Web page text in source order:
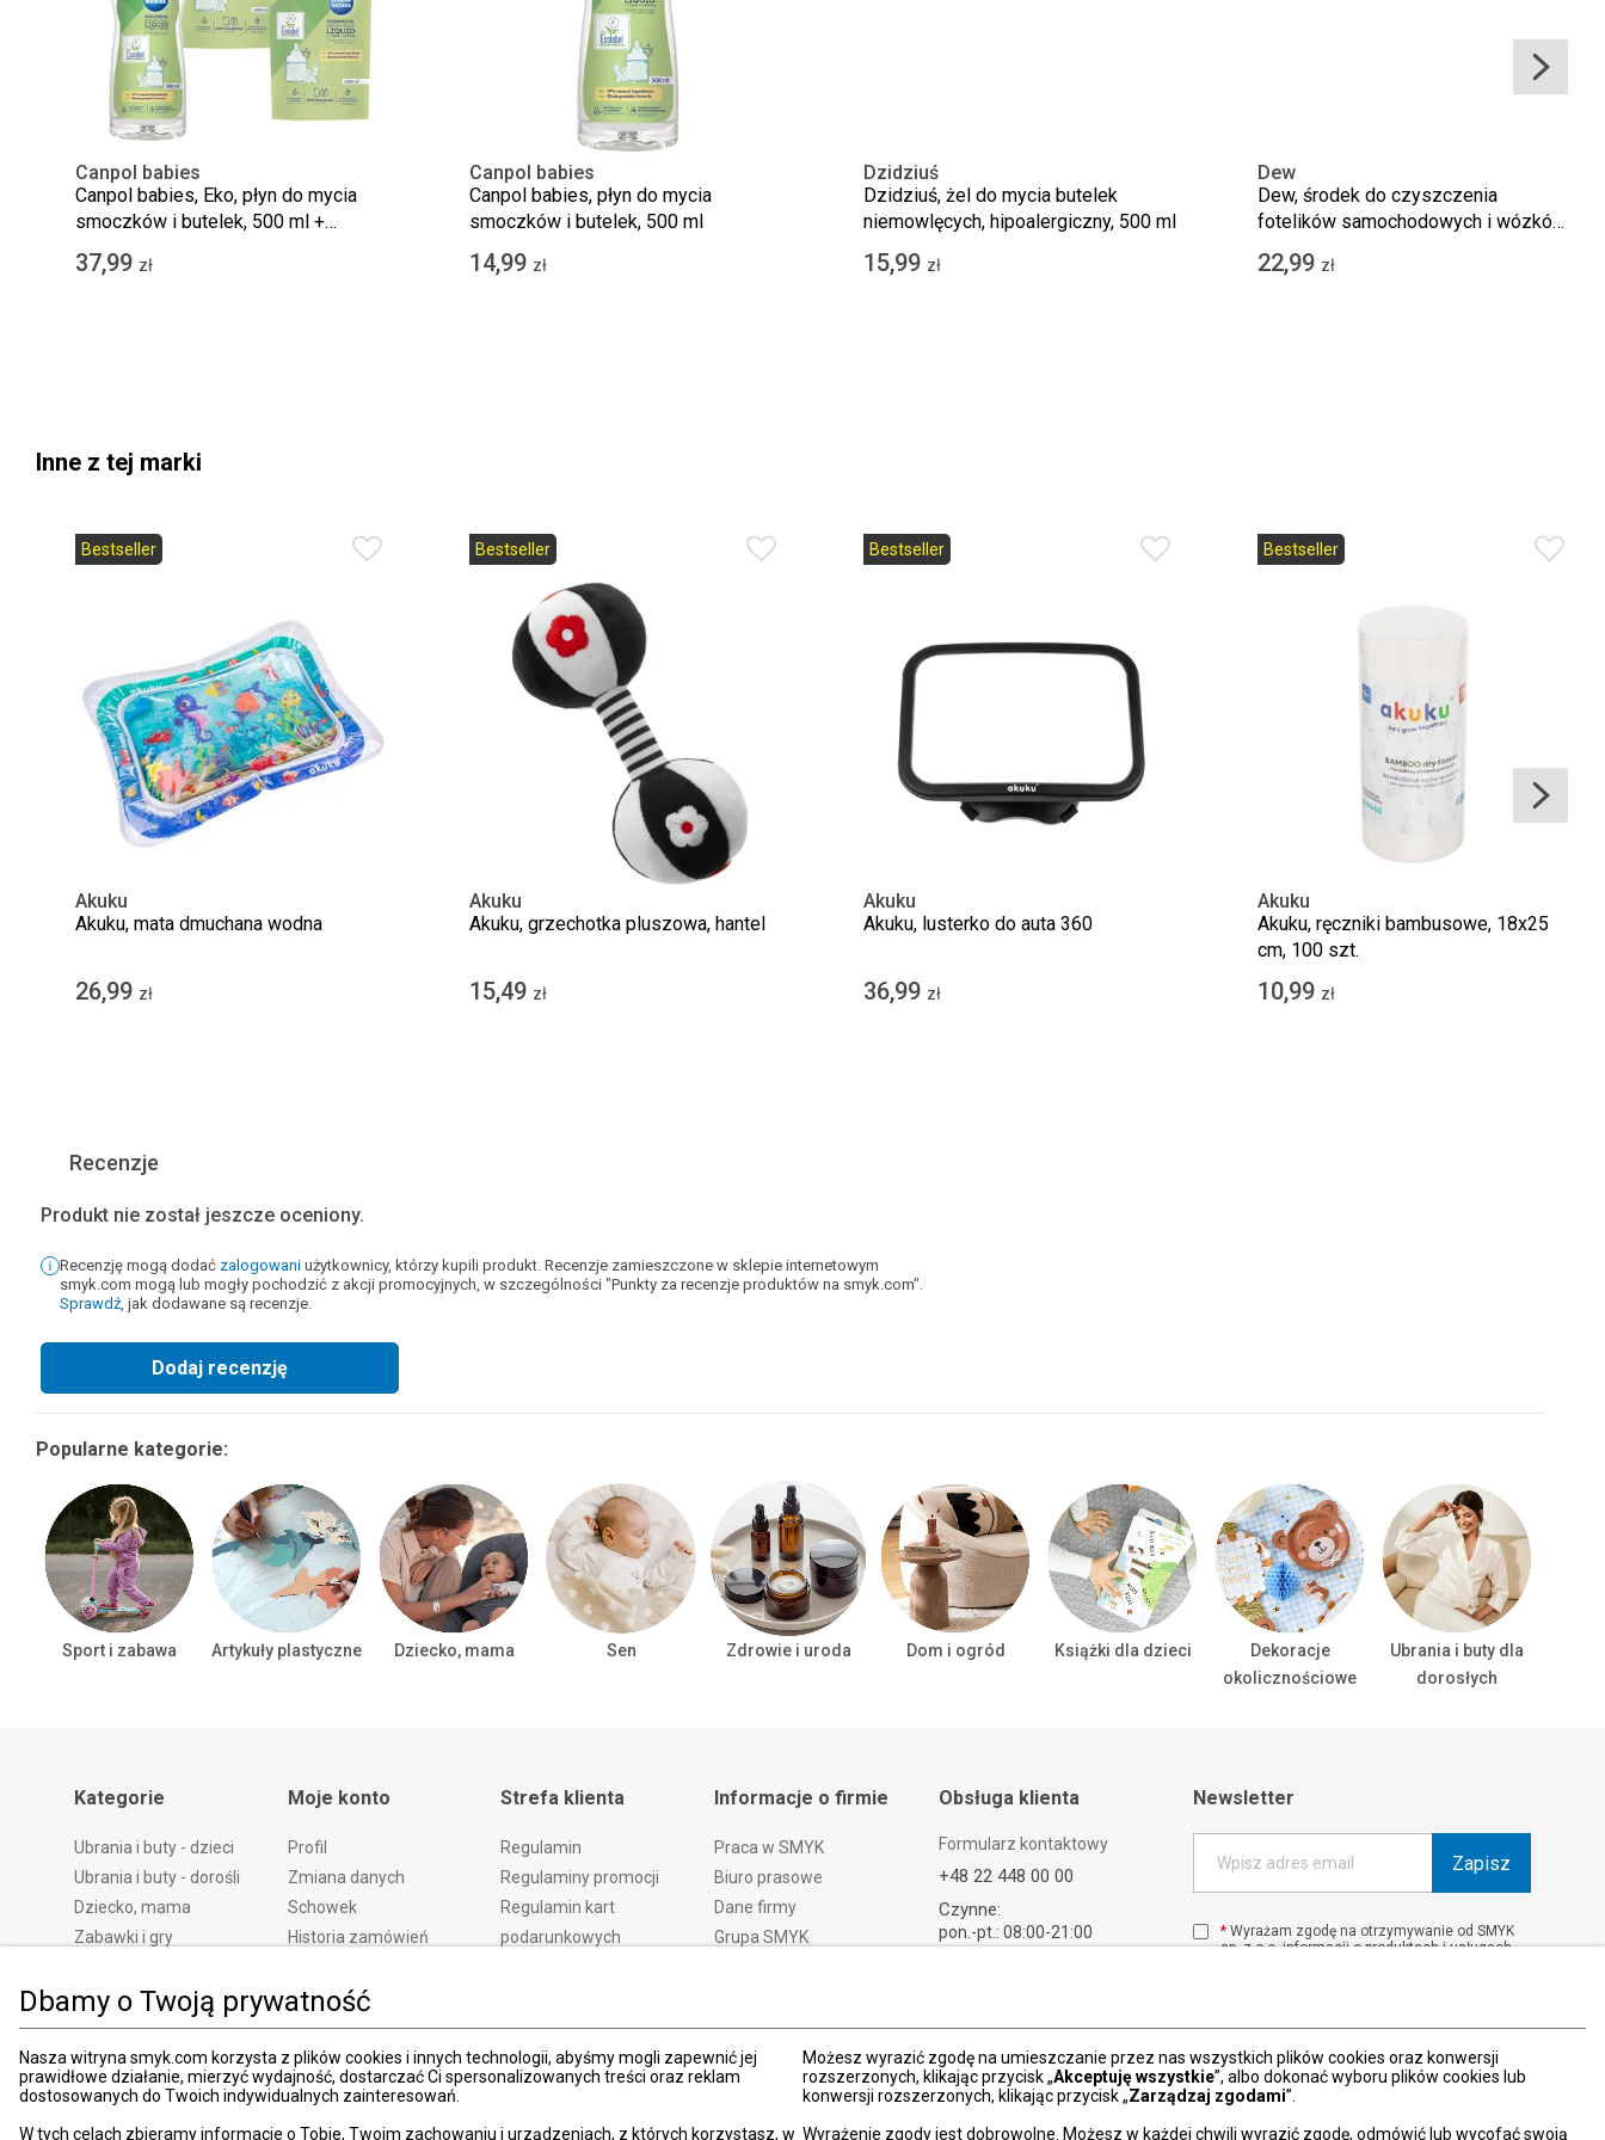
Dbamy o Twoją prywatność
Nasza witryna smyk.com korzysta z plików cookies i innych technologii, abyśmy mogli zapewnić jej
prawidłowe działanie, mierzyć wydajność, dostarczać Ci spersonalizowanych treści oraz reklam
dostosowanych do Twoich indywidualnych zainteresowań.
W tych celach zbieramy informacje o Tobie, Twoim zachowaniu i urządzeniach, z których korzystasz, w
Możesz wyrazić zgodę na umieszczanie przez nas wszystkich plików cookies oraz konwersji
rozszerzonych, klikając przycisk „Akceptuję wszystkie”, albo dokonać wyboru plików cookies lub
konwersji rozszerzonych, klikając przycisk „Zarządzaj zgodami”.
Wyrażenie zgody jest dobrowolne. Możesz w każdej chwili wyrazić zgodę, odmówić lub wycofać swoją
Canpol babies
Canpol babies, Eko, płyn do mycia
smoczków i butelek, 500 ml +
opakowanie płynu uzupełniającego,
2x1000 ml
37,99 zł
Canpol babies
Canpol babies, płyn do mycia
smoczków i butelek, 500 ml
14,99 zł
Dzidziuś
Dzidziuś, żel do mycia butelek
niemowlęcych, hipoalergiczny, 500 ml
15,99 zł
Dew
Dew, środek do czyszczenia
fotelików samochodowych i wózków
dziecięcych, 500 ml
22,99 zł
Inne z tej marki
Bestseller
Akuku
Akuku, mata dmuchana wodna
26,99 zł
Bestseller
Akuku
Akuku, grzechotka pluszowa, hantel
15,49 zł
Bestseller
Akuku
Akuku, lusterko do auta 360
36,99 zł
Bestseller
Akuku
Akuku, ręczniki bambusowe, 18x25
cm, 100 szt.
10,99 zł
Recenzje
Produkt nie został jeszcze oceniony.
Recenzję mogą dodać zalogowani użytkownicy, którzy kupili produkt. Recenzje zamieszczone w sklepie internetowym
smyk.com mogą lub mogły pochodzić z akcji promocyjnych, w szczególności "Punkty za recenzje produktów na smyk.com".
Sprawdź, jak dodawane są recenzje.
Dodaj recenzję
Popularne kategorie:
Sport i zabawa Artykuły plastyczne Dziecko, mama Sen Zdrowie i uroda Dom i ogród Książki dla dzieci
Dekoracje
okolicznościowe
Ubrania i buty dla
dorosłych
Kategorie
Ubrania i buty - dzieci
Ubrania i buty - dorośli
Dziecko, mama
Zabawki i gry
Zdrowie i uroda
Dom i ogród
Promocje
Porady
Moje konto
Profil
Zmiana danych
Schowek
Historia zamówień
Polityka prywatności
Ustawienia prywatności
Śledzenie zamówień
Strefa klienta
Regulamin
Regulaminy promocji
Regulamin kart
podarunkowych
Reklamacje
Metody płatności
PayPo
Informacje o firmie
Praca w SMYK
Biuro prasowe
Dane firmy
Grupa SMYK
Akt o usługach cyfrowych
Deklaracja dostępności
Obsługa klienta
Formularz kontaktowy
+48 22 448 00 00
Czynne:
pon.-pt.: 08:00-21:00
Newsletter
Wpisz adres email Zapisz
* Wyrażam zgodę na otrzymywanie od SMYK
sp. z o.o. informacji o produktach i usługach
W każdej chwili możesz z łatwością cofnąć
więcej